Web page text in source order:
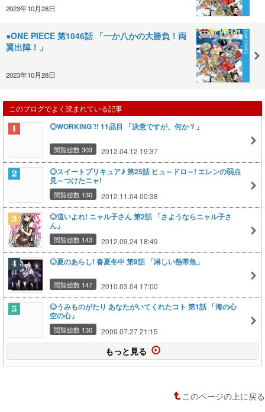
2023年10月28日
●ONE PIECE 第1046話 「一か八かの大勝負！両
翼出陣！」
2023年10月28日
このブログでよく読まれている記事
◎WORKING´!! 11品目 「決意ですが、何か？」
閲覧総数 303 2012.04.12 19:37
◎スイートプリキュア♪ 第25話 ヒュ～ドロ～! エレンの弱点
見～つけたニャ!
閲覧総数 130 2012.11.04 00:38
◎這いよれ! ニャル子さん 第2話 「さようならニャル子さ
ん」
閲覧総数 143 2012.09.24 18:49
◎夏のあらし! 春夏冬中 第9話 「淋しい熱帯魚」
閲覧総数 147 2010.03.04 17:00
◎うみものがたり あなたがいてくれたコト 第1話 「海の心
空の心」
閲覧総数 130 2009.07.27 21:15
もっと見る
このページの上に戻る